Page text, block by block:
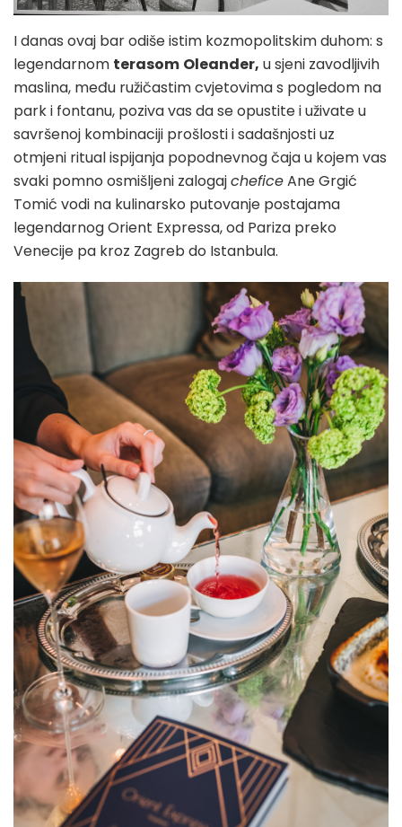
I danas ovaj bar odiše istim kozmopolitskim duhom: s
legendarnom terasom Oleander, u sjeni zavodljivih
maslina, među ružičastim cvjetovima s pogledom na
park i fontanu, poziva vas da se opustite i uživate u
savršenoj kombinaciji prošlosti i sadašnjosti uz
otmjeni ritual ispijanja popodnevnog čaja u kojem vas
svaki pomno osmišljeni zalogajcheficeAne Grgić
Tomić vodi na kulinarsko putovanje postajama
legendarnog Orient Expressa, od Pariza preko
Venecije pa kroz Zagreb do Istanbula.